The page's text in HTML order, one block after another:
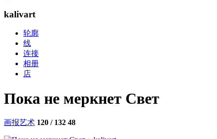
kalivart
轮廓
线
连接
相册
店
Пока не меркнет Свет
画报艺术 120 / 132 48